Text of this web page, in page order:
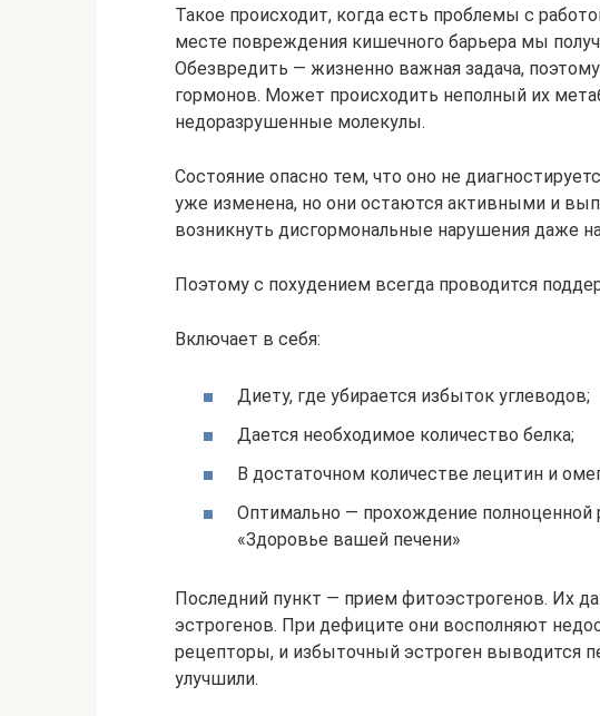
Такое происходит, когда есть проблемы с
месте повреждения кишечного барьера мы
Обезвредить — жизненно важная задача,
гормонов. Может происходить неполный их
недоразрушенные молекулы.
Состояние опасно тем, что оно не
уже изменена, но они остаются активными и
возникнуть дисгормональные нарушения даже
Поэтому с похудением всегда проводится
Включает в себя:
Диету, где убирается избыток углеводов;
Дается необходимое количество белка;
В достаточном количестве лецитин и
Оптимально — прохождение полноценной
«Здоровье вашей печени»
Последний пункт — прием фитоэстрогенов. Их
эстрогенов. При дефиците они восполняют
рецепторы, и избыточный эстроген выводится
улучшили.